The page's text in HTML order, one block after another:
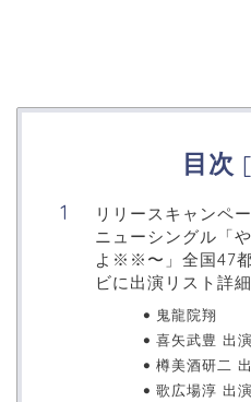
目次 [
リリースキャンペ
ニューシングル「
よ※※〜」全国47
ビに出演リスト詳
鬼龍院翔
喜矢武豊 出
樽美酒研二
歌広場淳 出